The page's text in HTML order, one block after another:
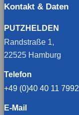
Kontakt & Daten
PUTZHELDEN
Randstraße 1,
22525 Hamburg
Telefon
+49 (0)40 40 11 7992
E-Mail